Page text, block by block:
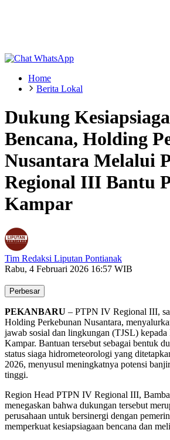
Home
Berita Lokal
Dukung
Bencana, Holding
Nusantara Melalui
Regional III Bantu
Kampar
Tim Redaksi Liputan Pontianak
Rabu, 4 Februari 2026 16:57 WIB
Perbesar
PEKANBARU – PTPN IV Regional III,
Holding Perkebunan Nusantara,
jawab sosial dan lingkungan (TJSL) kepada
Kampar. Bantuan tersebut sebagai bentuk
status siaga hidrometeorologi yang
2026, menyusul meningkatnya potensi
tinggi.
Region Head PTPN IV Regional III,
menegaskan bahwa dukungan tersebut
perusahaan untuk bersinergi dengan
memperkuat kesiapsiagaan bencana dan